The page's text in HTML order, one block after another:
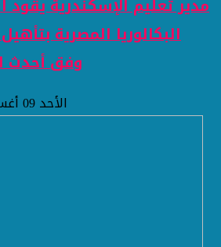
مدير تعليم الإسكندرية
البكالوريا المصرية
وفق أحدث
الأحد 09 أغسطس 2026 10:04 مساءً